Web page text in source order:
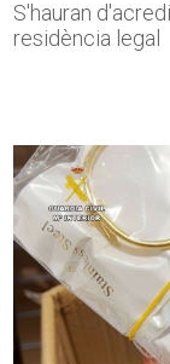
S'hauran
residència legal